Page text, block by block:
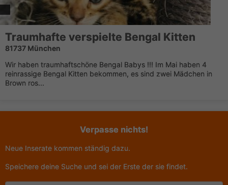
Traumhafte verspielte Bengal Kitten
81737 München
Wir haben traumhaftschöne Bengal Babys !!! Im Mai haben 4
reinrassige Bengal Kitten bekommen, es sind zwei Mädchen in
Brown ros...
Verpasse nichts!
Neue Inserate kommen ständig dazu.
Speichere deine Suche und sei der Erste der sie findet.